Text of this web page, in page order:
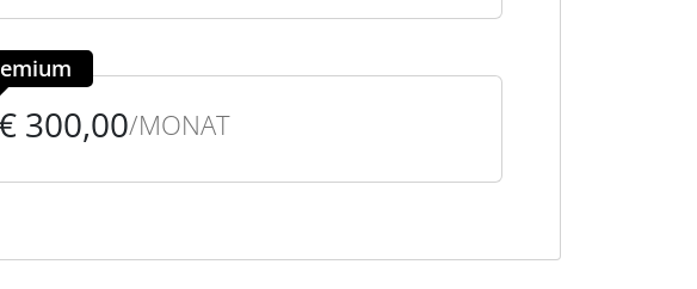
300,00/MONAT